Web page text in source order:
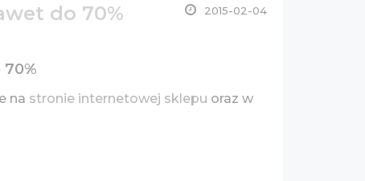
do 70% 2015-02-04
na stronie internetowej sklepu oraz w